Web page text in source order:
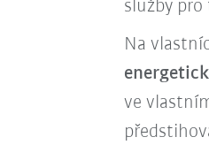
služby
Na
ve